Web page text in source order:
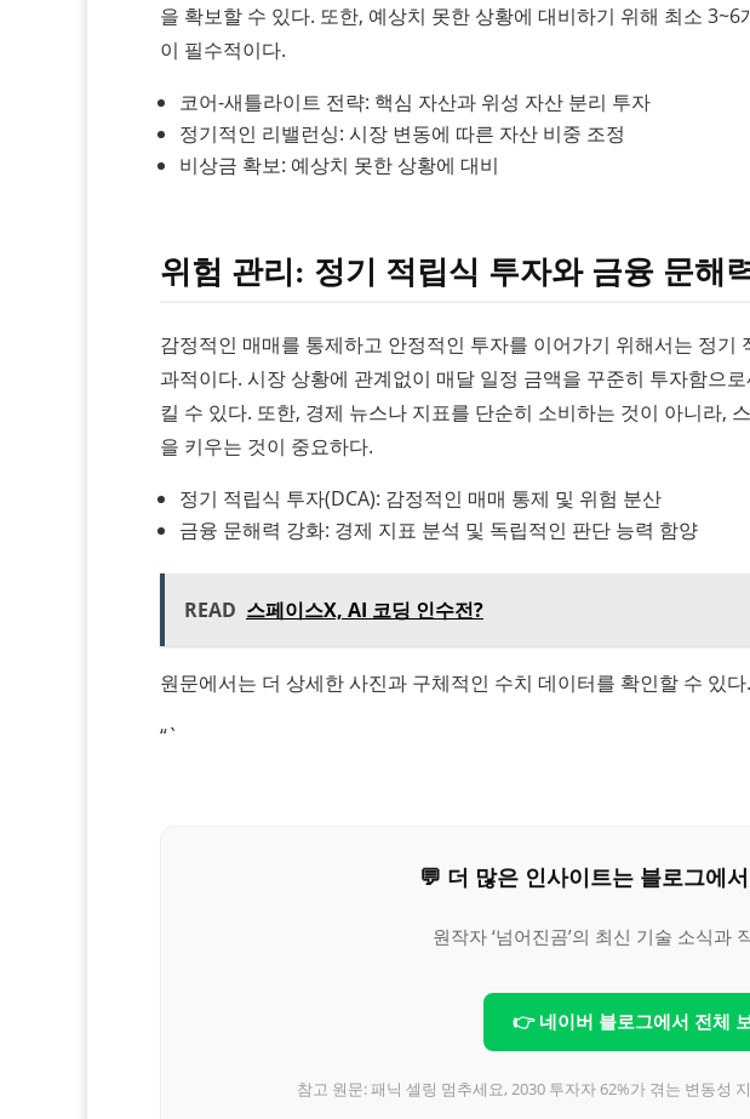
을 확보할 수 있다. 또한, 예상치 못한 상황에 대비하기 위해 최소
이 필수적이다.
코어-새틀라이트 전략: 핵심 자산과 위성 자산 분리 투자
정기적인 리밸런싱: 시장 변동에 따른 자산 비중 조정
비상금 확보: 예상치 못한 상황에 대비
위험 관리: 정기 적립식 투자와 금융 문해
감정적인 매매를 통제하고 안정적인 투자를 이어가기 위해서는 정기
과적이다. 시장 상황에 관계없이 매달 일정 금액을 꾸준히 투자함으
킬 수 있다. 또한, 경제 뉴스나 지표를 단순히 소비하는 것이 아니라,
을 키우는 것이 중요하다.
정기 적립식 투자(DCA): 감정적인 매매 통제 및 위험 분산
금융 문해력 강화: 경제 지표 분석 및 독립적인 판단 능력 함양
READ 스페이스X, AI 코딩 인수전?
원문에서는 더 상세한 사진과 구체적인 수치 데이터를 확인할 수 있다.
“`
💬 더 많은 인사이트는 블로그에
원작자 ‘넘어진곰’의 최신 기술 소식과
👉 네이버 블로그에서 전체
참고 원문: 패닉 셀링 멈추세요, 2030 투자자 62%가 겪는 변동성